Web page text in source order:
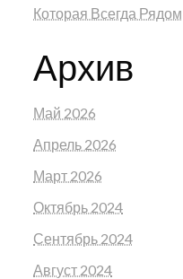
Которая Всегда Рядом
Архив
Май 2026
Апрель 2026
Март 2026
Октябрь 2024
Сентябрь 2024
Август 2024